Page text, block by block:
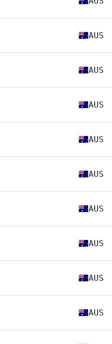
AUS
AUS
AUS
AUS
AUS
AUS
AUS
AUS
AUS